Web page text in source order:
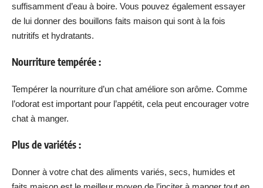
suffisamment d’eau à boire. Vous pouvez également essayer
de lui donner des bouillons faits maison qui sont à la fois
nutritifs et hydratants.
Nourriture tempérée :
Tempérer la nourriture d’un chat améliore son arôme. Comme
l’odorat est important pour l’appétit, cela peut encourager votre
chat à manger.
Plus de variétés :
Donner à votre chat des aliments variés, secs, humides et